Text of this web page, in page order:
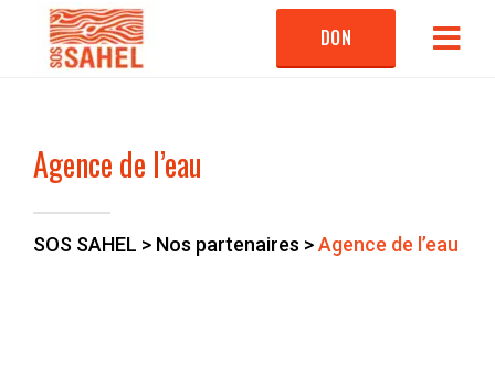
DON
Agence de l’eau
SOS SAHEL > Nos partenaires >Agence de l’eau